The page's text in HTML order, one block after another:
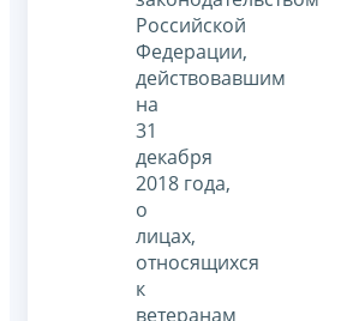
Российской
Федерации,
действовавшим
на
31
декабря
2018 года,
о
лицах,
относящихся
к
ветеранам